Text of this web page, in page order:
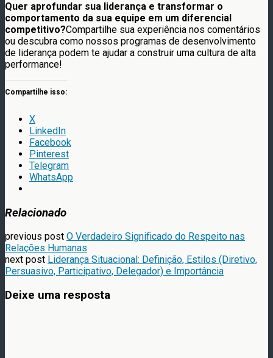
Quer aprofundar sua liderança e transformar o
comportamento da sua equipe em um diferencial
competitivo?Compartilhe sua experiência nos comentários
ou descubra como nossos programas de desenvolvimento
de liderança podem te ajudar a construir uma cultura de alta
performance!
Compartilhe isso:
X
LinkedIn
Facebook
Pinterest
Telegram
WhatsApp
Relacionado
previous post O Verdadeiro Significado do Respeito nas
Relações Humanas
next post Liderança Situacional: Definição, Estilos (Diretivo,
Persuasivo, Participativo, Delegador) e Importância
Deixe uma resposta